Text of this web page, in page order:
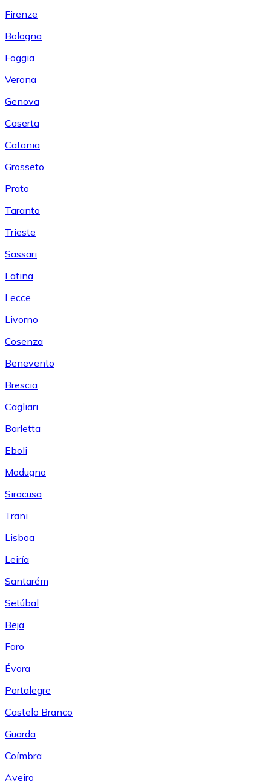
Firenze
Bologna
Foggia
Verona
Genova
Caserta
Catania
Grosseto
Prato
Taranto
Trieste
Sassari
Latina
Lecce
Livorno
Cosenza
Benevento
Brescia
Cagliari
Barletta
Eboli
Modugno
Siracusa
Trani
Lisboa
Leiría
Santarém
Setúbal
Beja
Faro
Évora
Portalegre
Castelo Branco
Guarda
Coímbra
Aveiro